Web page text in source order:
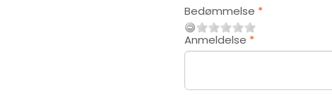
Bedømmelse
Anmeldelse